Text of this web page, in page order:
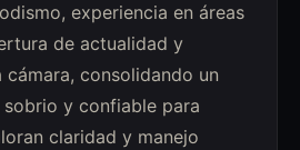
experiencia en áreas
de actualidad y
consolidando un
y confiable para
claridad y manejo